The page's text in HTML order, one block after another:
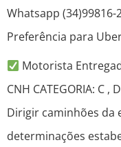
Whatsapp (34)99816-
Preferência para
Motorista
CNH CATEGORIA: C , D
Dirigir caminhões da
determinações